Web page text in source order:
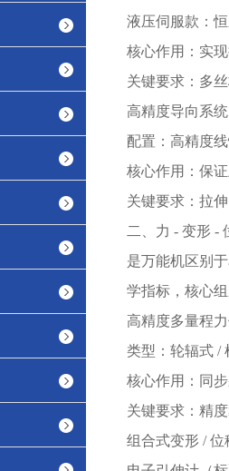
液压伺服款：
核心作用：实
关键要求：多
高精度导向系统
配置：高精度
核心作用：保
关键要求：拉
二、力 - 变形 -
是万能机区别
学指标，核心
高精度多量程
类型：轮辐式 /
核心作用：同
关键要求：精度
组合式变形 / 位